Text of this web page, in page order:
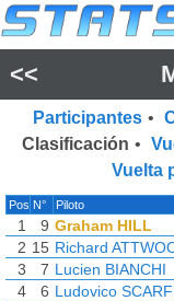
<<
Participantes •
Clasificación •
Vuelta
Pos N° Piloto
1 9 Graham HILL
2 15 Richard
3
7 Lucien BIANCHI
4
6 Ludovico